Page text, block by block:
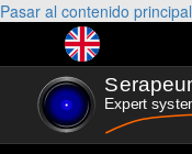
Pasar al contenido principal